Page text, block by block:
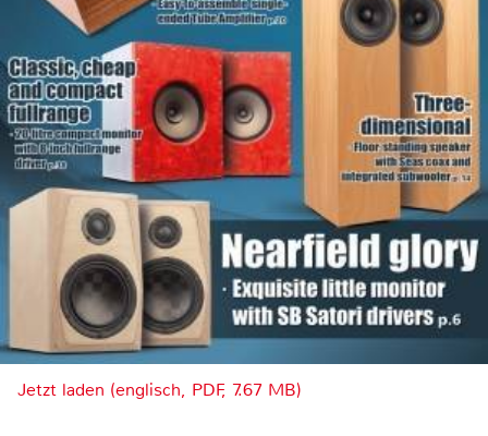
Jetzt laden (englisch, PDF, 7.67 MB)